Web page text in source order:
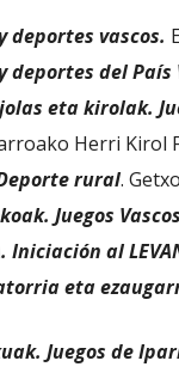
deportes vascos.
deportes del País
eta kirolak.
Herri Kirol
rural.
Juegos
Iniciación al
eta
Juegos de